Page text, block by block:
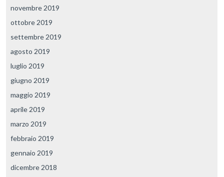
novembre 2019
ottobre 2019
settembre 2019
agosto 2019
luglio 2019
giugno 2019
maggio 2019
aprile 2019
marzo 2019
febbraio 2019
gennaio 2019
dicembre 2018